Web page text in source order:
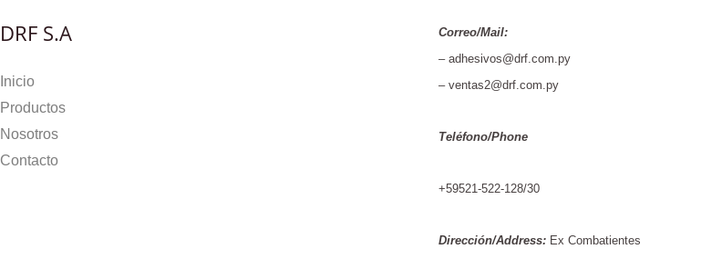
DRF S.A
Inicio
Productos
Nosotros
Contacto
Correo/Mail:
– adhesivos@drf.com.py
– ventas2@drf.com.py
Teléfono/Phone
+59521-522-128/30
Dirección/Address:Ex Combatientes